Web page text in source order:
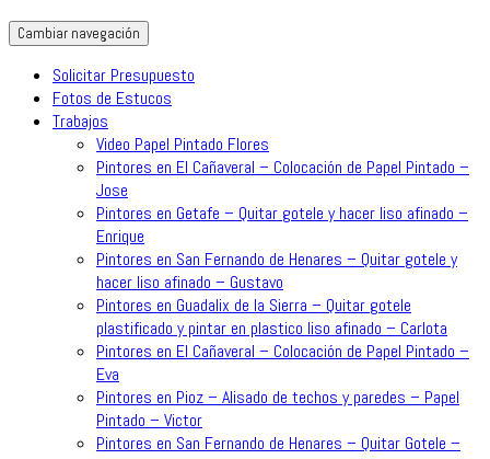
Cambiar navegación
Solicitar Presupuesto
Fotos de Estucos
Trabajos
Video Papel Pintado Flores
Pintores en El Cañaveral – Colocación de Papel Pintado –
Jose
Pintores en Getafe – Quitar gotele y hacer liso afinado –
Enrique
Pintores en San Fernando de Henares – Quitar gotele y
hacer liso afinado – Gustavo
Pintores en Guadalix de la Sierra – Quitar gotele
plastificado y pintar en plastico liso afinado – Carlota
Pintores en El Cañaveral – Colocación de Papel Pintado –
Eva
Pintores en Pioz – Alisado de techos y paredes – Papel
Pintado – Victor
Pintores en San Fernando de Henares – Quitar Gotele –